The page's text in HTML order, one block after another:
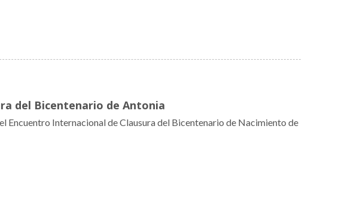
del Bicentenario de Antonia
Encuentro Internacional de Clausura del Bicentenario de Nacimiento de